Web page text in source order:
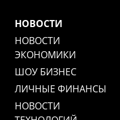
НОВОСТИ
НОВОСТИ
ЭКОНОМИКИ
ШОУ БИЗНЕС
ЛИЧНЫЕ ФИНАНСЫ
НОВОСТИ